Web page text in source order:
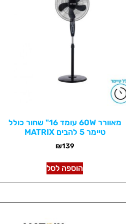
מאוורר 60W עומד 16" שחור כולל
טיימר 5 להבים MATRIX
₪139
הוספה לסל